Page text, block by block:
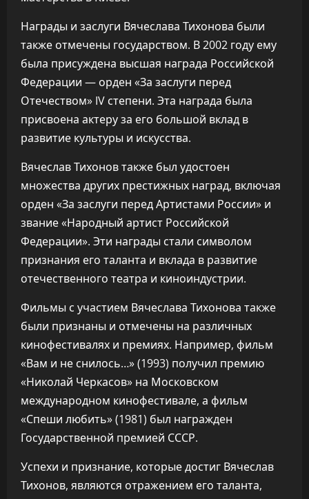
Награды и заслуги Вячеслава Тихонова были
также отмечены государством. В 2002 году ему
была присуждена высшая награда Российской
Федерации — орден «За заслуги перед
Отечеством» IV степени. Эта награда была
присвоена актеру за его большой вклад в
развитие культуры и искусства.
Вячеслав Тихонов также был удостоен
множества других престижных наград, включая
орден «За заслуги перед Артистами России» и
звание «Народный артист Российской
Федерации». Эти награды стали символом
признания его таланта и вклада в развитие
отечественного театра и киноиндустрии.
Фильмы с участием Вячеслава Тихонова также
были признаны и отмечены на различных
кинофестивалях и премиях. Например, фильм
«Вам и не снилось…» (1993) получил премию
«Николай Черкасов» на Московском
международном кинофестивале, а фильм
«Спеши любить» (1981) был награжден
Государственной премией СССР.
Успехи и признание, которые достиг Вячеслав
Тихонов, являются отражением его таланта,